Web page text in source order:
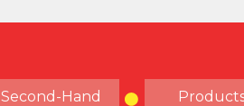
Second-Hand